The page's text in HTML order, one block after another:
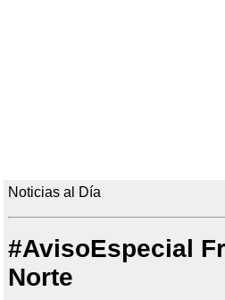
Noticias al Día
#AvisoEspecial
Norte